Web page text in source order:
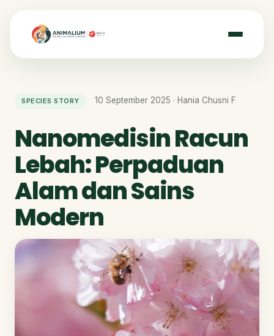
SPECIES STORY 10 September 2025 · Hania Chusni F
Nanomedisin Racun
Lebah: Perpaduan
Alam dan Sains
Modern